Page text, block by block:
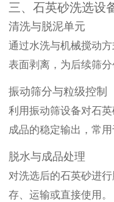
三、石英砂洗选设
清洗与脱泥单元
通过水洗与机械搅动
表面剥离，为后续筛分
振动筛分与粒级控制
利用振动筛设备对石
成品的稳定输出，常
脱水与成品处理
对洗选后的石英砂进
存、运输或直接使用。